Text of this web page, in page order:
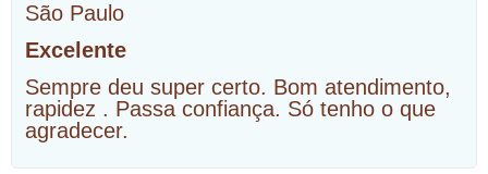
São Paulo
Excelente
Sempre deu super certo. Bom atendimento,
rapidez . Passa confiança. Só tenho o que
agradecer.